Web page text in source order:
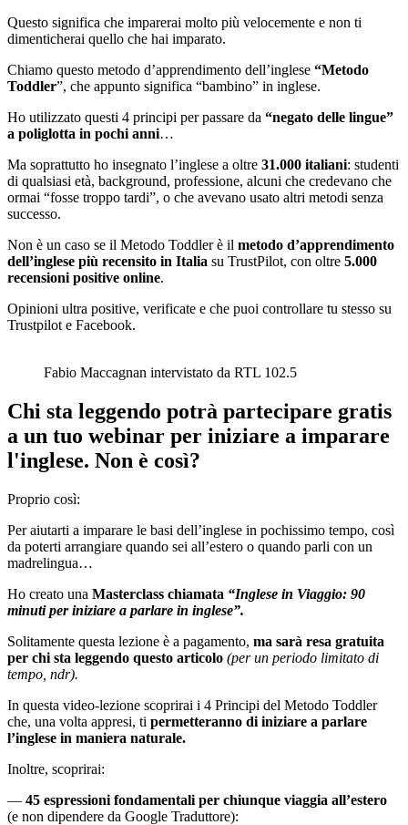
Questo significa che imparerai molto più velocemente e non ti
dimenticherai quello che hai imparato.
Chiamo questo metodo d’apprendimento dell’inglese “Metodo
Toddler”, che appunto significa “bambino” in inglese.
Ho utilizzato questi 4 principi per passare da “negato delle lingue”
a poliglotta in pochi anni…
Ma soprattutto ho insegnato l’inglese a oltre 31.000 italiani: studenti
di qualsiasi età, background, professione, alcuni che credevano che
ormai “fosse troppo tardi”, o che avevano usato altri metodi senza
successo.
Non è un caso se il Metodo Toddler è il metodo d’apprendimento
dell’inglese più recensito in Italia su TrustPilot, con oltre 5.000
recensioni positive online.
Opinioni ultra positive, verificate e che puoi controllare tu stesso su
Trustpilot e Facebook.
Fabio Maccagnan intervistato da RTL 102.5
Chi sta leggendo potrà partecipare gratis
a un tuo webinar per iniziare a imparare
l'inglese. Non è così?
Proprio così:
Per aiutarti a imparare le basi dell’inglese in pochissimo tempo, così
da poterti arrangiare quando sei all’estero o quando parli con un
madrelingua…
Ho creato una Masterclass chiamata “Inglese in Viaggio: 90
minuti per iniziare a parlare in inglese”.
Solitamente questa lezione è a pagamento, ma sarà resa gratuita
per chi sta leggendo questo articolo (per un periodo limitato di
tempo, ndr).
In questa video-lezione scoprirai i 4 Principi del Metodo Toddler
che, una volta appresi, ti permetteranno di iniziare a parlare
l’inglese in maniera naturale.
Inoltre, scoprirai:
— 45 espressioni fondamentali per chiunque viaggia all’estero
(e non dipendere da Google Traduttore):